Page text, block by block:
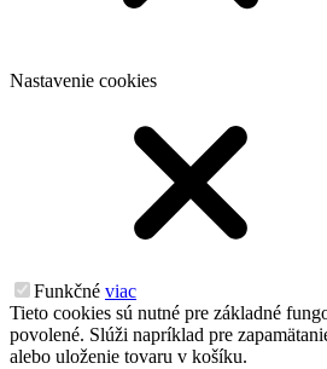
Nastavenie cookies
Funkčné viac
Tieto cookies sú nutné pre základné
povolené. Slúži napríklad pre
alebo uloženie tovaru v košíku.